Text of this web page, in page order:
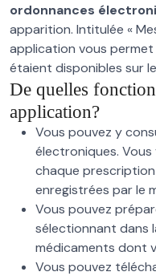
ordonnances
apparition. Intitulée «
application vous
étaient disponibles sur
De quelles
application?
Vous pouvez y
électroniques.
chaque
enregistrées par le
Vous pouvez
sélectionnant dans
médicaments dont
Vous pouvez